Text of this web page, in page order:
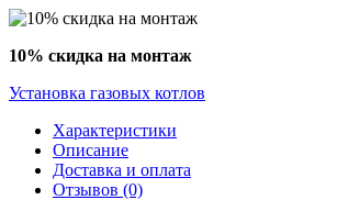
10% скидка на монтаж
Установка газовых котлов
Характеристики
Описание
Доставка и оплата
Отзывов (0)